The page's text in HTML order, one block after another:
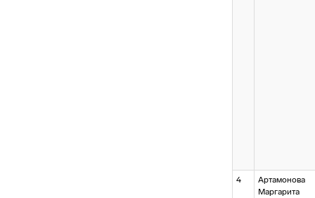
4
Артамонова
Маргарита